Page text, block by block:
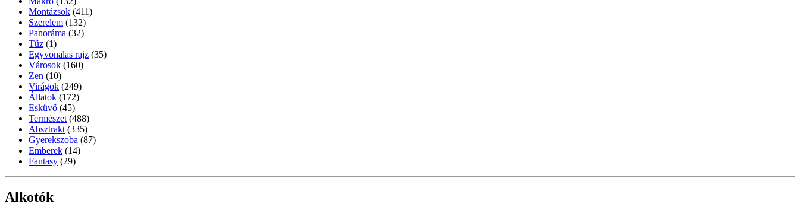
Montázsok (411)
Szerelem (132)
Panoráma (32)
Tűz (1)
Egyvonalas rajz (35)
Városok (160)
Zen (10)
Virágok (249)
Állatok (172)
Esküvő (45)
Természet (488)
Absztrakt (335)
Gyerekszoba (87)
Emberek (14)
Fantasy (29)
Alkotók